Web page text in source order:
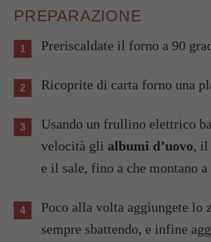
PREPARAZIONE
Preriscaldate il forno a 90
Ricoprite di carta forno una
Usando un frullino elettrico
velocità gli albumi d’uovo, il
e il sale, fino a che montano a
Poco alla volta aggiungete lo
sempre sbattendo, e infine